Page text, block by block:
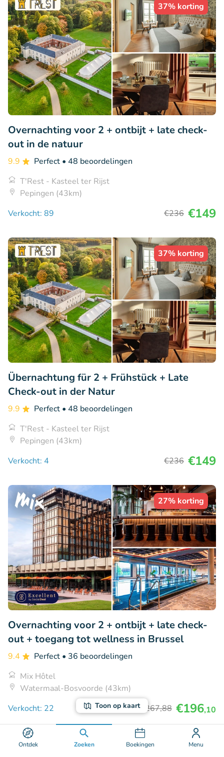
Ontdek Zoeken Boekingen Menu
Toon op kaart
37% korting
Overnachting voor 2 + ontbijt + late check-
out in de natuur
9.9 Perfect • 48 beoordelingen
T'Rest - Kasteel ter Rijst
Pepingen (43km)
Verkocht: 89
€236 €149
37% korting
Übernachtung für 2 + Frühstück + Late
Check-out in der Natur
9.9 Perfect • 48 beoordelingen
T'Rest - Kasteel ter Rijst
Pepingen (43km)
Verkocht: 4
€236 €149
27% korting
Overnachting voor 2 + ontbijt + late check-
out + toegang tot wellness in Brussel
9.4 Perfect • 36 beoordelingen
Mix Hôtel
Watermaal-Bosvoorde (43km)
Verkocht: 22
€267,88 €196,10
26% korting